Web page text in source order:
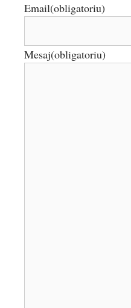
Email(obligatoriu)
Mesaj(obligatoriu)